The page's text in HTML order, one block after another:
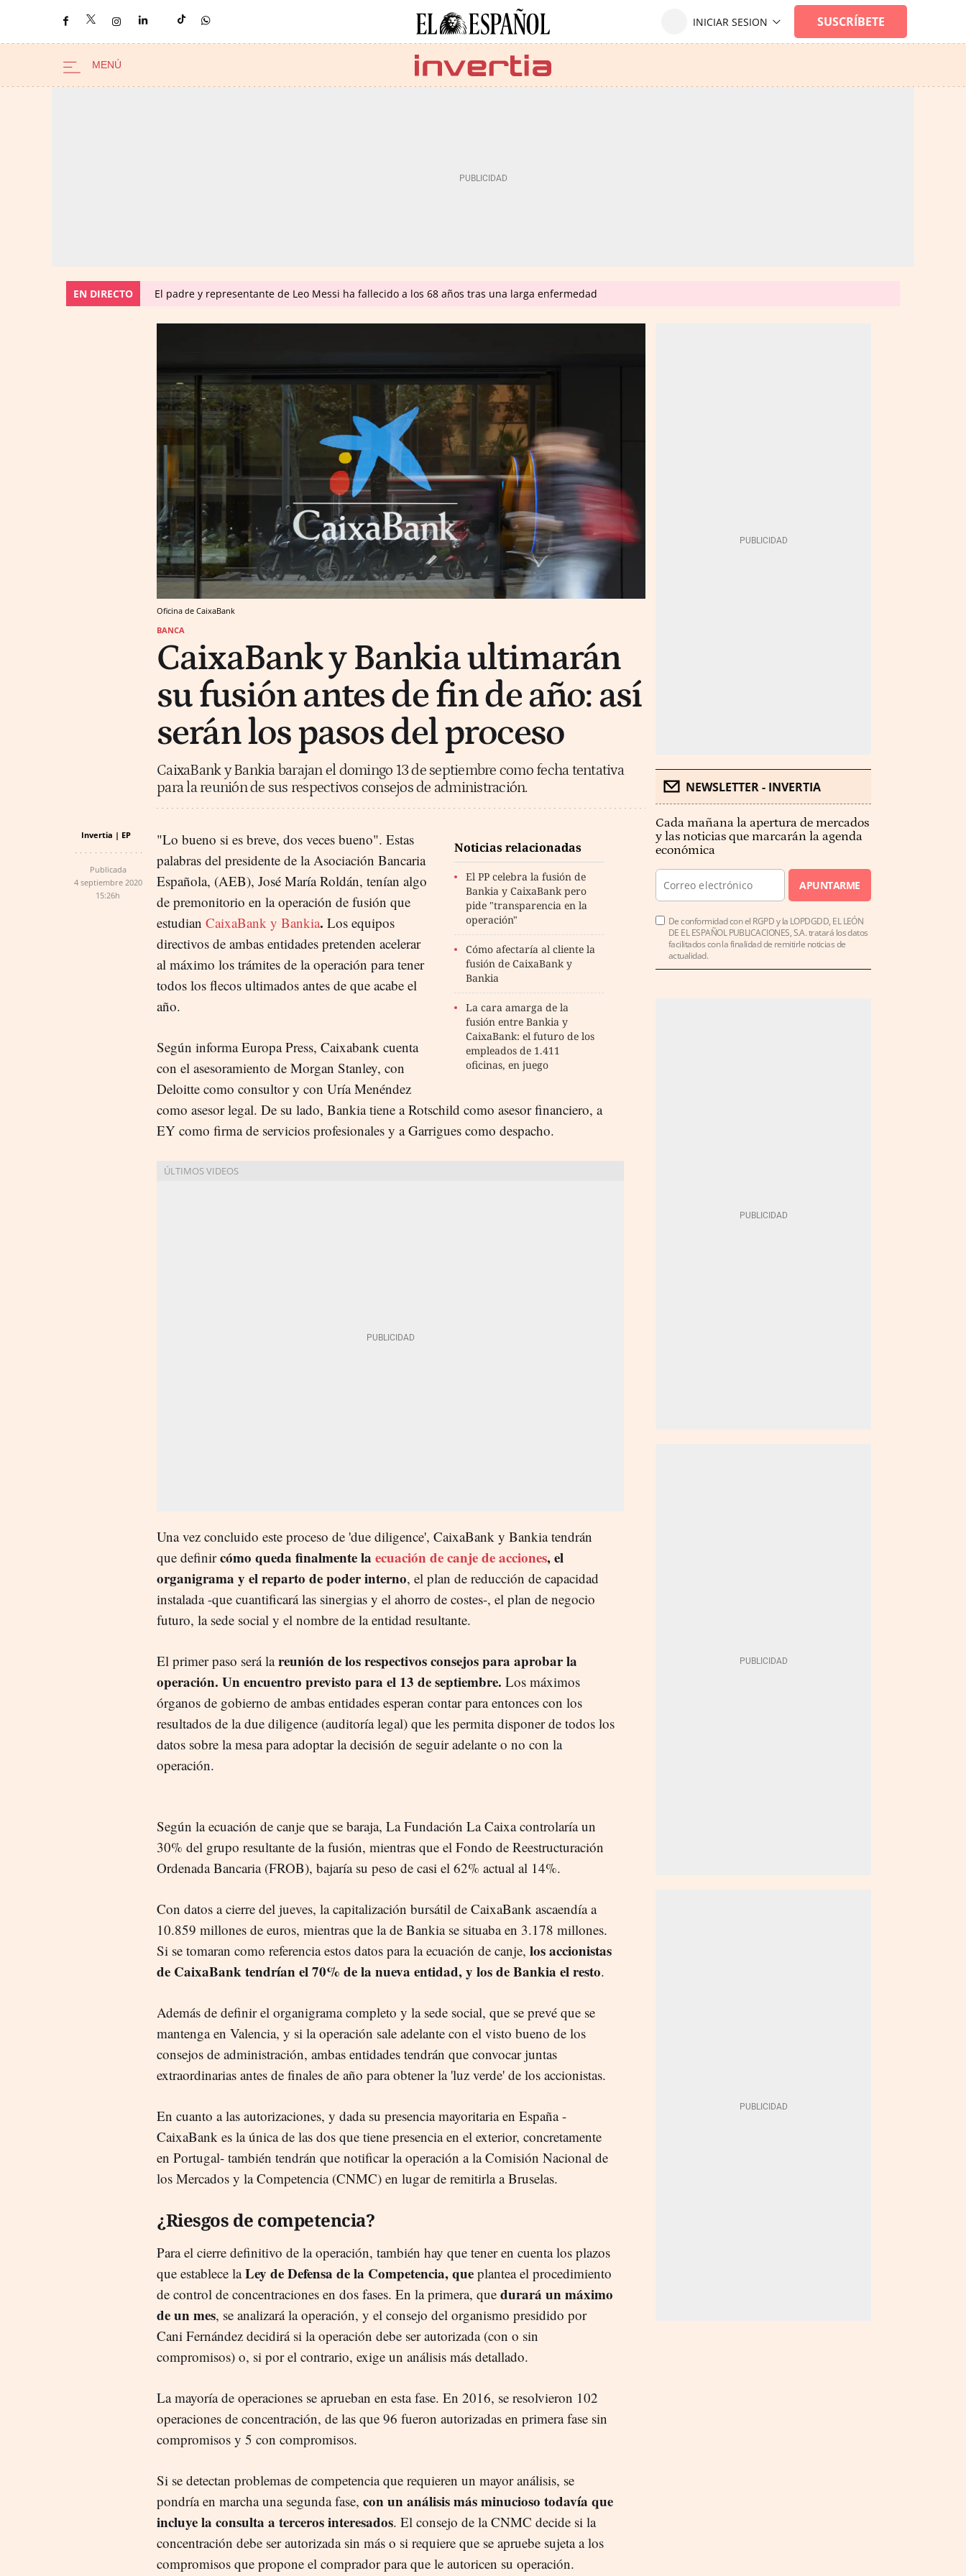
EN DIRECTO El padre y representante de Leo Messi ha fallecido a los 68 años tras una larga enfermedad
Oficina de CaixaBank
BANCA
CaixaBank y Bankia ultimarán
su fusión antes de fin de año: así
serán los pasos del proceso
CaixaBank y Bankia barajan el domingo 13 de septiembre como fecha tentativa
para la reunión de sus respectivos consejos de administración.
Invertia | EP
Publicada
4 septiembre 2020
15:26h
Noticias relacionadas
El PP celebra la fusión de
Bankia y CaixaBank pero
pide "transparencia en la
operación"
Cómo afectaría al cliente la
fusión de CaixaBank y
Bankia
La cara amarga de la
fusión entre Bankia y
CaixaBank: el futuro de los
empleados de 1.411
oficinas, en juego
"Lo bueno si es breve, dos veces bueno". Estas
palabras del presidente de la Asociación Bancaria
Española, (AEB), José María Roldán, tenían algo
de premonitorio en la operación de fusión que
estudian CaixaBank y Bankia. Los equipos
directivos de ambas entidades pretenden acelerar
al máximo los trámites de la operación para tener
todos los flecos ultimados antes de que acabe el
año.
Según informa Europa Press, Caixabank cuenta
con el asesoramiento de Morgan Stanley, con
Deloitte como consultor y con Uría Menéndez
como asesor legal. De su lado, Bankia tiene a Rotschild como asesor financiero, a
EY como firma de servicios profesionales y a Garrigues como despacho.
Una vez concluido este proceso de 'due diligence', CaixaBank y Bankia tendrán
que definircómo queda finalmente la ecuación de canje de acciones, el
organigrama y el reparto de poder interno, el plan de reducción de capacidad
instalada -que cuantificará las sinergias y el ahorro de costes-, el plan de negocio
futuro, la sede social y el nombre de la entidad resultante.
El primer paso será lareunión de los respectivos consejos para aprobar la
operación. Un encuentro previsto para el 13 de septiembre. Los máximos
órganos de gobierno de ambas entidades esperan contar para entonces con los
resultados de la due diligence (auditoría legal) que les permita disponer de todos los
datos sobre la mesa para adoptar la decisión de seguir adelante o no con la
operación.
Según la ecuación de canje que se baraja, La Fundación La Caixa controlaría un
30% del grupo resultante de la fusión, mientras que el Fondo de Reestructuración
Ordenada Bancaria (FROB), bajaría su peso de casi el 62% actual al 14%.
Con datos a cierre del jueves, la capitalización bursátil de CaixaBank ascaendía a
10.859 millones de euros, mientras que la de Bankia se situaba en 3.178 millones.
Si se tomaran como referencia estos datos para la ecuación de canje, los accionistas
de CaixaBank tendrían el 70% de la nueva entidad, y los de Bankia el resto.
Además de definir el organigrama completo y la sede social, que se prevé que se
mantenga en Valencia, y si la operación sale adelante con el visto bueno de los
consejos de administración, ambas entidades tendrán que convocar juntas
extraordinarias antes de finales de año para obtener la 'luz verde' de los accionistas.
En cuanto a las autorizaciones, y dada su presencia mayoritaria en España -
CaixaBank es la única de las dos que tiene presencia en el exterior, concretamente
en Portugal- también tendrán que notificar la operación a la Comisión Nacional de
los Mercados y la Competencia (CNMC) en lugar de remitirla a Bruselas.
¿Riesgos de competencia?
Para el cierre definitivo de la operación, también hay que tener en cuenta los plazos
que establece laLey de Defensa de la Competencia, que plantea el procedimiento
de control de concentraciones en dos fases. En la primera, que durará un máximo
de un mes, se analizará la operación, y el consejo del organismo presidido por
Cani Fernández decidirá si la operación debe ser autorizada (con o sin
compromisos) o, si por el contrario, exige un análisis más detallado.
La mayoría de operaciones se aprueban en esta fase. En 2016, se resolvieron 102
operaciones de concentración, de las que 96 fueron autorizadas en primera fase sin
compromisos y 5 con compromisos.
Si se detectan problemas de competencia que requieren un mayor análisis, se
pondría en marcha una segunda fase, con un análisis más minucioso todavía que
incluye la consulta a terceros interesados. El consejo de la CNMC decide si la
concentración debe ser autorizada sin más o si requiere que se apruebe sujeta a los
compromisos que propone el comprador para que le autoricen su operación.
NEWSLETTER - INVERTIA
Cada mañana la apertura de mercados
y las noticias que marcarán la agenda
económica
APUNTARME
De conformidad con el RGPD y la LOPDGDD, EL LEÓN
DE EL ESPAÑOL PUBLICACIONES, S.A. tratará los datos
facilitados con la finalidad de remitirle noticias de
actualidad.